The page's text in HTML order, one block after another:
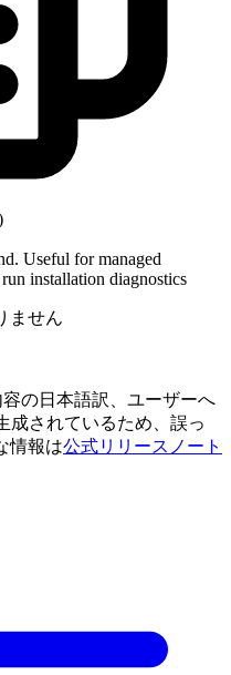
Useful for managed
installation diagnostics
ません
の日本語訳、ユーザーへ
成されているため、誤っ
情報は公式リリースノート